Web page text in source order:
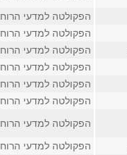
הפקולטה למדעי הרוח
הפקולטה למדעי הרוח
הפקולטה למדעי הרוח
הפקולטה למדעי הרוח
הפקולטה למדעי הרוח
הפקולטה למדעי הרוח
הפקולטה למדעי הרוח
הפקולטה למדעי הרוח